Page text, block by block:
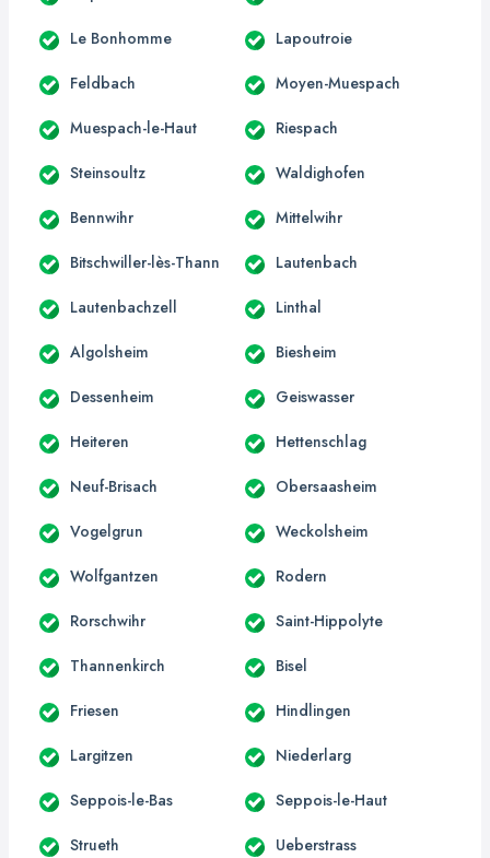
Le Bonhomme Lapoutroie
Feldbach Moyen-Muespach
Muespach-le-Haut Riespach
Steinsoultz Waldighofen
Bennwihr Mittelwihr
Bitschwiller-lès-Thann Lautenbach
Lautenbachzell Linthal
Algolsheim Biesheim
Dessenheim Geiswasser
Heiteren Hettenschlag
Neuf-Brisach Obersaasheim
Vogelgrun Weckolsheim
Wolfgantzen Rodern
Rorschwihr Saint-Hippolyte
Thannenkirch Bisel
Friesen Hindlingen
Largitzen Niederlarg
Seppois-le-Bas Seppois-le-Haut
Strueth Ueberstrass